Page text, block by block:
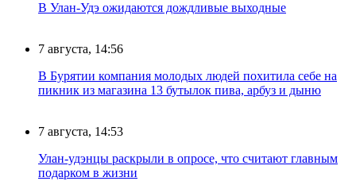
В Улан-Удэ ожидаются дождливые выходные
7 августа, 14:56
В Бурятии компания молодых людей похитила себе на
пикник из магазина 13 бутылок пива, арбуз и дыню
7 августа, 14:53
Улан-удэнцы раскрыли в опросе, что считают главным
подарком в жизни